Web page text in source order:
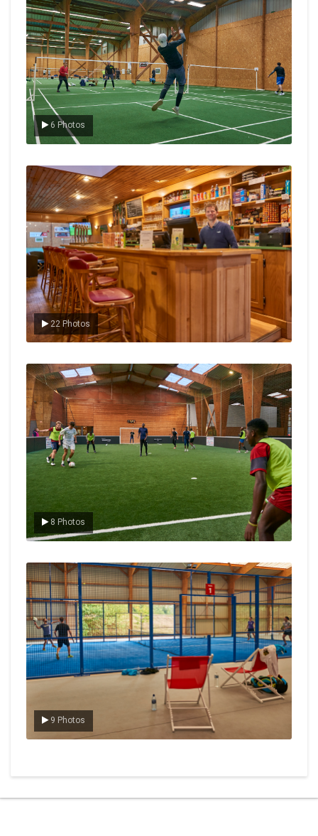
6 Photos
22 Photos
Le Club
8 Photos
Le foot en salle
9 Photos
Le padel